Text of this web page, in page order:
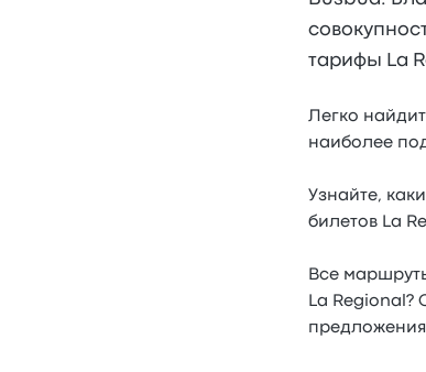
тарифы La
Легко
наиболее
Узнайте,
билетов La
Все
La Regional?